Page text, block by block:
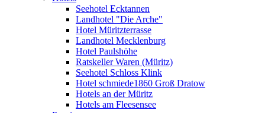
Seehotel Ecktannen
Landhotel "Die Arche"
Hotel Müritzterrasse
Landhotel Mecklenburg
Hotel Paulshöhe
Ratskeller Waren (Müritz)
Seehotel Schloss Klink
Hotel schmiede1860 Groß Dratow
Hotels an der Müritz
Hotels am Fleesensee